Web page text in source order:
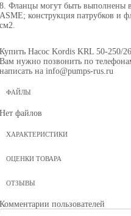
8. Фланцы могут быть выполнены
ASME; конструкция патрубков и
см2.
Купить Насос Kordis KRL 50-250/
Вам нужно позвонить по
написать на info@pumps-rus.ru
ФАЙЛЫ
Нет файлов
ХАРАКТЕРИСТИКИ
ОЦЕНКИ ТОВАРА
ОТЗЫВЫ
Комментарии пользователей